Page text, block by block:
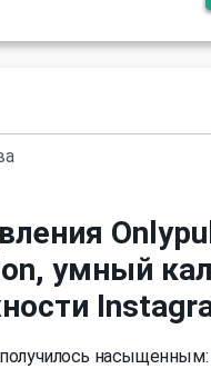
умный
получилось